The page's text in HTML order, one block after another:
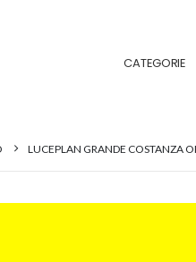
CATEGORIE
LUCEPLAN GRANDE COSTANZA